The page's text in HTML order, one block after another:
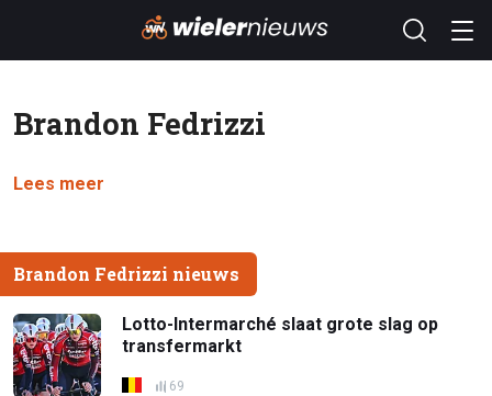
Brandon Fedrizzi
Lees meer
Brandon Fedrizzi nieuws
Lotto-Intermarché slaat grote slag op
transfermarkt
69